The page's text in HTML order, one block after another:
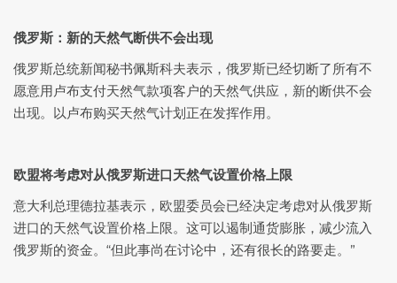
俄罗斯：新的天然气断供不会出现
俄罗斯总统新闻秘书佩斯科夫表示，俄罗斯已经切断了所有不
愿意用卢布支付天然气款项客户的天然气供应，新的断供不会
出现。以卢布购买天然气计划正在发挥作用。
欧盟将考虑对从俄罗斯进口天然气设置价格上限
意大利总理德拉基表示，欧盟委员会已经决定考虑对从俄罗斯
进口的天然气设置价格上限。这可以遏制通货膨胀，减少流入
俄罗斯的资金。“但此事尚在讨论中，还有很长的路要走。”